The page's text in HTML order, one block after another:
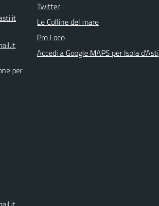
per
Twitter
Le Colline del mare
Pro Loco
Accedi a Google MAPS per Isola d'Asti